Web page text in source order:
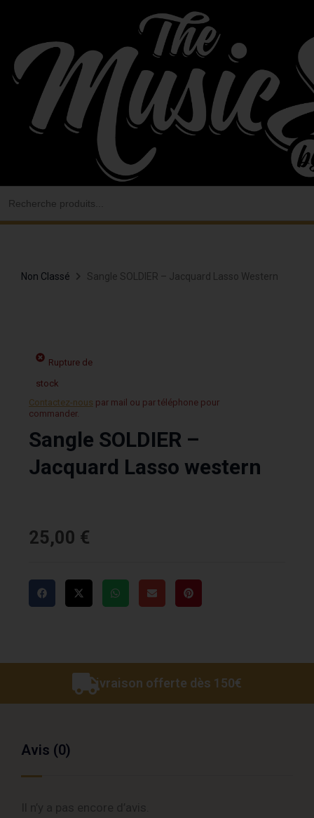
contenu
Non Classé Sangle SOLDIER – Jacquard Lasso Western
Rupture de
stock
Contactez-nous par mail ou par téléphone pour
commander.
Sangle SOLDIER –
Jacquard Lasso western
25,00 €
Livraison offerte dès 150€
Avis (0)